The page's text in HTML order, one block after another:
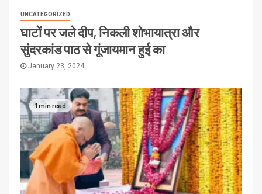
UNCATEGORIZED
घाटों पर जले दीप, निकली शोभायात्रा और
सुंदरकांड पाठ से गूंजायमान हुई का
January 23, 2024
1 min read